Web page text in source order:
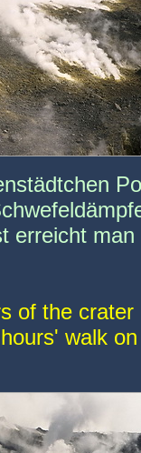
erreicht
of the
walk